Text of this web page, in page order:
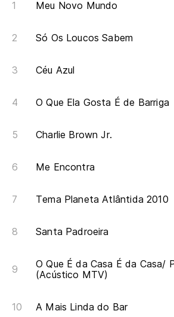
Meu Novo Mundo
Só Os Loucos Sabem
Céu Azul
O Que Ela Gosta É de Barriga
Charlie Brown Jr.
Me Encontra
Tema Planeta Atlântida 2010
Santa Padroeira
O Que É da Casa É da Casa/
(Acústico MTV)
A Mais Linda do Bar